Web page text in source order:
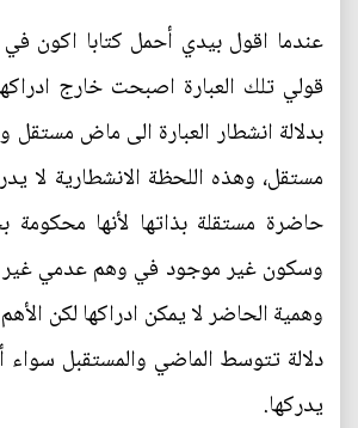
عندما اقول بيدي أحمل كتابا اكون في
قولي تلك العبارة اصبحت خارج
بدلالة انشطار العبارة الى ماض
مستقل، وهذه اللحظة الانشطارية لا
حاضرة مستقلة بذاتها لأنها
وسكون غير موجود في وهم عدمي غير
وهمية الحاضر لا يمكن ادراكها لكن
دلالة تتوسط الماضي والمستقبل سواء
يدركها.